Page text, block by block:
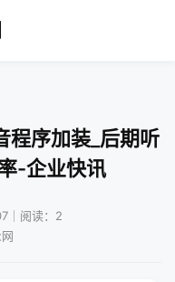
程序加装_后期听
-企业快讯
｜阅读：2